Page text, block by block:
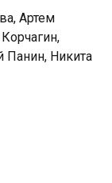
Артем
Панин, Никита